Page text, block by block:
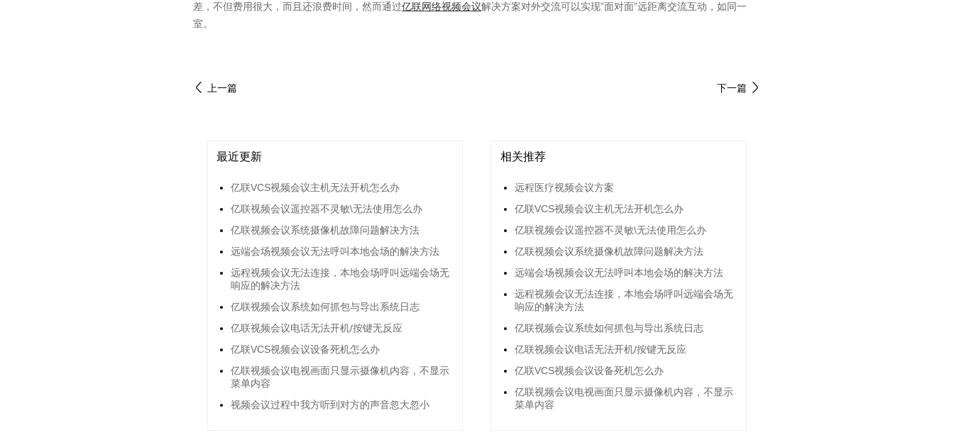
差，不但费用很大，而且还浪费时间，然而通过亿联网络视频会议解决方案对外交流可以实现”面对面”远距离交流互动，如同一
室。
上一篇 下一篇
最近更新
亿联VCS视频会议主机无法开机怎么办
亿联视频会议遥控器不灵敏\无法使用怎么办
亿联视频会议系统摄像机故障问题解决方法
远端会场视频会议无法呼叫本地会场的解决方法
远程视频会议无法连接，本地会场呼叫远端会场无
响应的解决方法
亿联视频会议系统如何抓包与导出系统日志
亿联视频会议电话无法开机/按键无反应
亿联VCS视频会议设备死机怎么办
亿联视频会议电视画面只显示摄像机内容，不显示
菜单内容
视频会议过程中我方听到对方的声音忽大忽小
相关推荐
远程医疗视频会议方案
亿联VCS视频会议主机无法开机怎么办
亿联视频会议遥控器不灵敏\无法使用怎么办
亿联视频会议系统摄像机故障问题解决方法
远端会场视频会议无法呼叫本地会场的解决方法
远程视频会议无法连接，本地会场呼叫远端会场无
响应的解决方法
亿联视频会议系统如何抓包与导出系统日志
亿联视频会议电话无法开机/按键无反应
亿联VCS视频会议设备死机怎么办
亿联视频会议电视画面只显示摄像机内容，不显示
菜单内容